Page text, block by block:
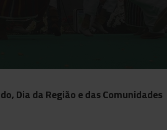
Dia da Região e das Comunidades